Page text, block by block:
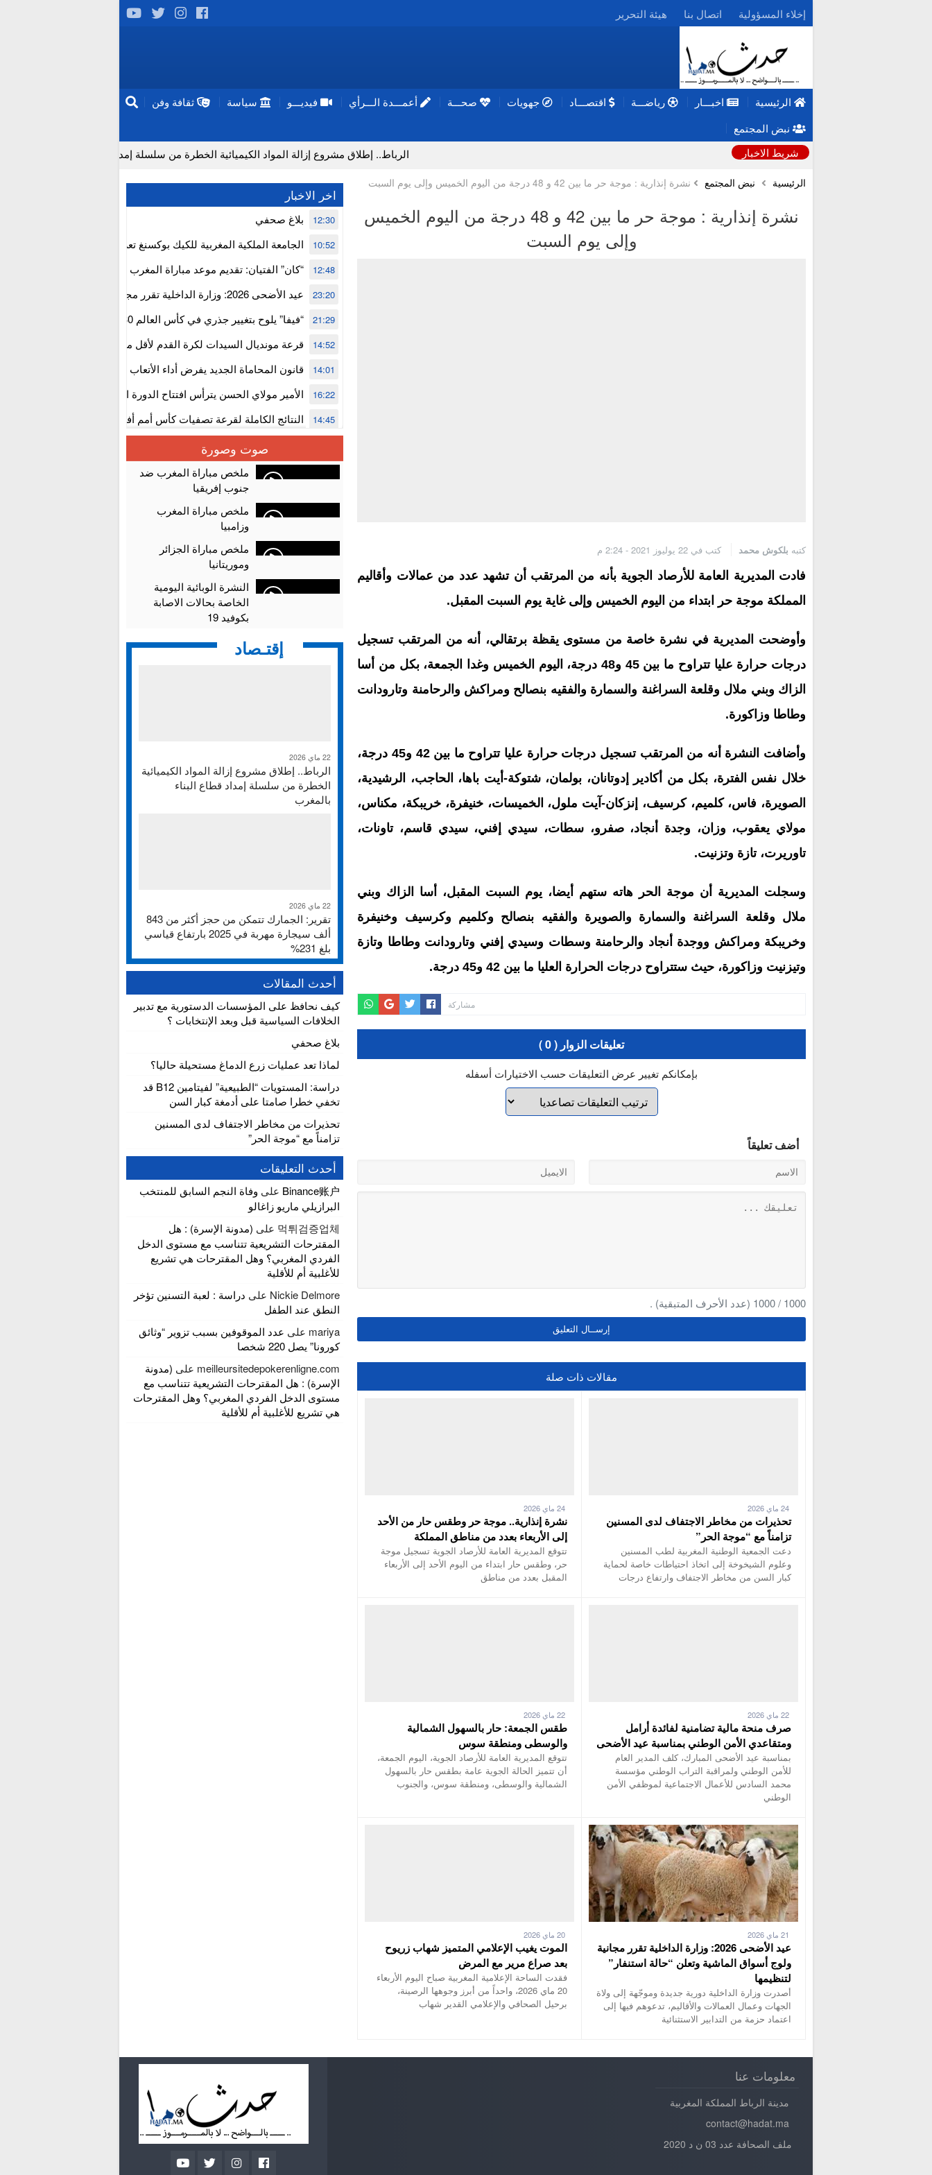
إخلاء المسؤولية اتصال بنا هيئة التحرير
الرئيسية اخبـــار رياضـــة اقتصـــاد جهويات صحـــة أعمـــدة الـــرأي فيديـــو سياسة
ثقافة وفن
نبض المجتمع
شريط الاخبار
الرباط.. إطلاق مشروع إزالة المواد الكيميائية الخطرة من سلسلة إمداد قطاع البناء بالمغرب
الرئيسية نبض المجتمع نشرة إنذارية : موجة حر ما بين 42 و 48 درجة من اليوم الخميس وإلى يوم السبت
نشرة إنذارية : موجة حر ما بين 42 و 48 درجة من اليوم الخميس
وإلى يوم السبت
كتبه بلكوش محمد كتب في 22 يوليوز 2021 - 2:24 م
فادت المديرية العامة للأرصاد الجوية بأنه من المرتقب أن تشهد عدد من عمالات وأقاليم
المملكة موجة حر ابتداء من اليوم الخميس وإلى غاية يوم السبت المقبل.
وأوضحت المديرية في نشرة خاصة من مستوى يقظة برتقالي، أنه من المرتقب تسجيل
درجات حرارة عليا تتراوح ما بين 45 و48 درجة، اليوم الخميس وغدا الجمعة، بكل من أسا
الزاك وبني ملال وقلعة السراغنة والسمارة والفقيه بنصالح ومراكش والرحامنة وتارودانت
وطاطا وزاكورة.
وأضافت النشرة أنه من المرتقب تسجيل درجات حرارة عليا تتراوح ما بين 42 و45 درجة،
خلال نفس الفترة، بكل من أكادير إدوتانان، بولمان، شتوكة-أيت باها، الحاجب، الرشيدية،
الصويرة، فاس، كلميم، كرسيف، إنزكان-آيت ملول، الخميسات، خنيفرة، خريبكة، مكناس،
مولاي يعقوب، وزان، وجدة أنجاد، صفرو، سطات، سيدي إفني، سيدي قاسم، تاونات،
تاوريرت، تازة وتزنيت.
وسجلت المديرية أن موجة الحر هاته ستهم أيضا، يوم السبت المقبل، أسا الزاك وبني
ملال وقلعة السراغنة والسمارة والصويرة والفقيه بنصالح وكلميم وكرسيف وخنيفرة
وخريبكة ومراكش ووجدة أنجاد والرحامنة وسطات وسيدي إفني وتارودانت وطاطا وتازة
وتيزنيت وزاكورة، حيث ستتراوح درجات الحرارة العليا ما بين 42 و45 درجة.
مشاركة
تعليقات الزوار ( 0 )
بإمكانكم تغيير عرض التعليقات حسب الاختيارات أسفله
أضف تعليقاً
1000
/
1000 (عدد الأحرف المتبقية) .
مقالات ذات صلة
تحذيرات من مخاطر الاجتفاف لدى المسنين
تزامناً مع “موجة الحر”
دعت الجمعية الوطنية المغربية لطب المسنين
وعلوم الشيخوخة إلى اتخاذ احتياطات خاصة لحماية
كبار السن من مخاطر الاجتفاف وارتفاع درجات
نشرة إنذارية.. موجة حر وطقس حار من الأحد
إلى الأربعاء بعدد من مناطق المملكة
تتوقع المديرية العامة للأرصاد الجوية تسجيل موجة
حر، وطقس حار ابتداء من اليوم الأحد إلى الأربعاء
المقبل بعدد من مناطق
صرف منحة مالية تضامنية لفائدة أرامل
ومتقاعدي الأمن الوطني بمناسبة عيد الأضحى
بمناسبة عيد الأضحى المبارك، كلف المدير العام
للأمن الوطني ولمراقبة التراب الوطني مؤسسة
محمد السادس للأعمال الاجتماعية لموظفي الأمن
الوطني
طقس الجمعة: حار بالسهول الشمالية
والوسطى ومنطقة سوس
تتوقع المديرية العامة للأرصاد الجوية، اليوم الجمعة،
أن تتميز الحالة الجوية عامة بطقس حار بالسهول
الشمالية والوسطى، ومنطقة سوس، والجنوب
عيد الأضحى 2026: وزارة الداخلية تقرر مجانية
ولوج أسواق الماشية وتعلن “حالة استنفار”
لتنظيمها
أصدرت وزارة الداخلية دورية جديدة وموجّهة إلى ولاة
الجهات وعمال العمالات والأقاليم، تدعوهم فيها إلى
اعتماد حزمة من التدابير الاستثنائية
الموت يغيب الإعلامي المتميز شهاب زريوح
بعد صراع مرير مع المرض
فقدت الساحة الإعلامية المغربية صباح اليوم الأربعاء
20 ماي 2026، واحداً من أبرز وجوهها الرصينة،
برحيل الصحافي والإعلامي القدير شهاب
اخر الاخبار
بلاغ صحفي 12:30
الجامعة الملكية المغربية للكيك بوكسنغ تعرب عن ارتياحها للتجاوب
للمجلس الأعلى للحسابات
10:52
“كان” الفتيان: تقديم موعد مباراة المغرب والكاميرون بسبب نهائي
إفريقيا
12:48
عيد الأضحى 2026: وزارة الداخلية تقرر مجانية ولوج أسواق الماشية
استنفار” لتنظيمها
23:20
“فيفا” يلوح بتغيير جذري في كأس العالم 2030 21:29
المستوى الأول
14:52
قانون المحاماة الجديد يفرض أداء الأتعاب التي تفوق 10 آلاف درهم بالشيك 14:01
الأمير مولاي الحسن يترأس افتتاح الدورة الثالثة من معرض المغرب
الألعاب الإلكترونية
16:22
النتائج الكاملة لقرعة تصفيات كأس أمم أفريقيا 2027 14:45
سلا.. توقيف ثلاثة مروجين وحجز أكثر من 4300 قرص مخدر وكوكايين وإكستازي
أقراص مهلوسة داخل فضاء للشيشة تستنفر شرطة أكادير 12:48
صوت وصورة
ملخص مباراة المغرب ضد
جنوب إفريقيا
ملخص مباراة المغرب
وزامبيا
ملخص مباراة الجزائر
وموريتانيا
النشرة الوبائية اليومية
الخاصة بحالات الاصابة
بكوفيد 19
إقتـصاد
22 ماي 2026
الرباط.. إطلاق مشروع إزالة المواد الكيميائية
الخطرة من سلسلة إمداد قطاع البناء
بالمغرب
22 ماي 2026
تقرير: الجمارك تتمكن من حجز أكثر من 843
ألف سيجارة مهربة في 2025 بارتفاع قياسي
بلغ 231%
أحدث المقالات
كيف نحافظ على المؤسسات الدستورية مع تدبير
الخلافات السياسية قبل وبعد الإنتخابات ؟
بلاغ صحفي
لماذا تعد عمليات زرع الدماغ مستحيلة حاليا؟
دراسة: المستويات “الطبيعية” لفيتامين B12 قد
تخفي خطرا صامتا على أدمغة كبار السن
تحذيرات من مخاطر الاجتفاف لدى المسنين
تزامناً مع “موجة الحر”
أحدث التعليقات
Binance账户 على وفاة النجم السابق للمنتخب
البرازيلي ماريو زاغالو
먹튀검증업체 على (مدونة الإسرة) : هل
المقترحات التشريعية تتناسب مع مستوى الدخل
الفردي المغربي؟ وهل المقترحات هي تشريع
للأغلبية أم للأقلية
Nickie Delmore على دراسة : لعبة التسنين تؤخر
النطق عند الطفل
mariya على عدد الموقوفين بسبب تزوير “وثائق
كورونا” يصل 220 شخصا
meilleursitedepokerenligne.com على (مدونة
الإسرة) : هل المقترحات التشريعية تتناسب مع
مستوى الدخل الفردي المغربي؟ وهل المقترحات
هي تشريع للأغلبية أم للأقلية
معلومات عنا
مدينة الرباط المملكة المغربية
ملف الصحافة عدد 03 ن د 2020